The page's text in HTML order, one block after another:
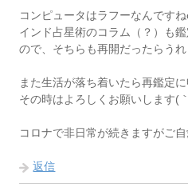
コンピュータはラフーなんです
インド占星術のコラム（？）も
ので、そちらも再開だったらう
また生活が落ち着いたら再鑑定に
その時はよろしくお願いします(
コロナで非日常が続きますがご自
返信